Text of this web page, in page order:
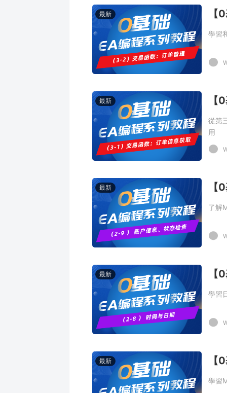
最新
學習
最新
從第
用
最新 【
了解
最新 【
學習
最新 【
學習